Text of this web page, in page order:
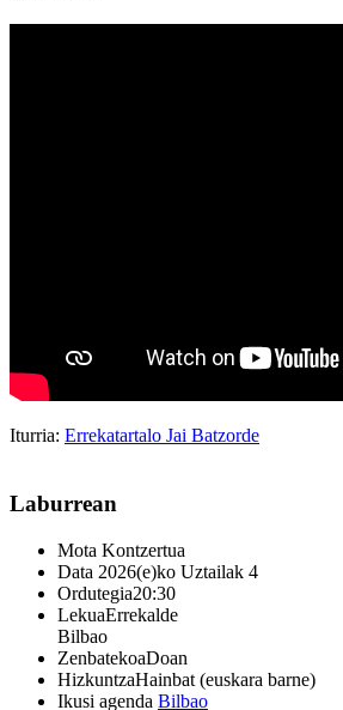
Iturria: Errekatartalo Jai Batzorde
Laburrean
Mota Kontzertua
Data 2026(e)ko Uztailak 4
Ordutegia20:30
LekuaErrekalde
Bilbao
ZenbatekoaDoan
HizkuntzaHainbat (euskara barne)
Ikusi agenda Bilbao